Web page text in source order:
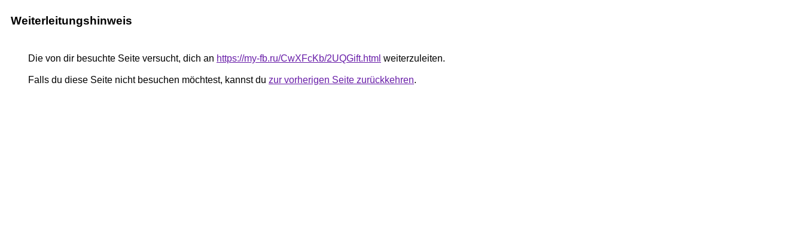
Weiterleitungshinweis
Die von dir besuchte Seite versucht, dich an https://my-fb.ru/CwXFcKb/2UQGift.html weiterzuleiten.
Falls du diese Seite nicht besuchen möchtest, kannst du zur vorherigen Seite zurückkehren.